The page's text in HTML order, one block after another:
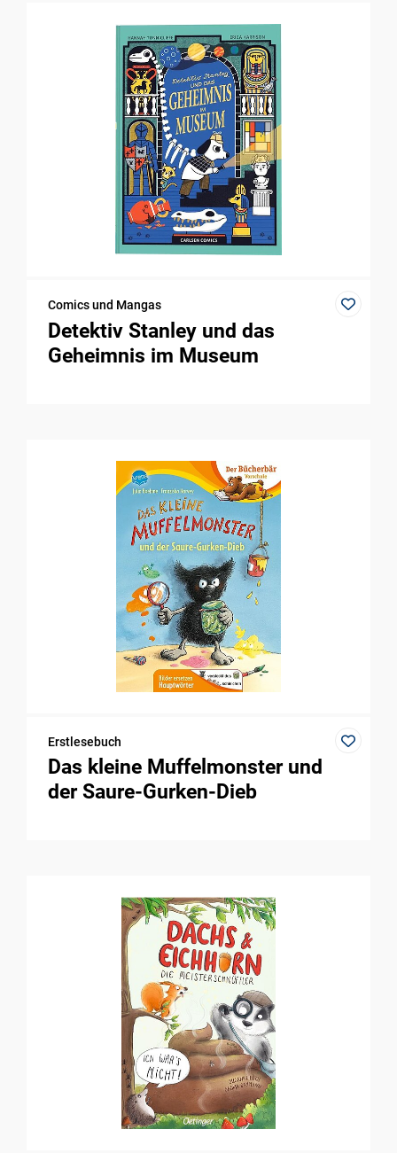
Comics und Mangas
Detektiv Stanley und das
Geheimnis im Museum
Erstlesebuch
Das kleine Muffelmonster und
der Saure-Gurken-Dieb